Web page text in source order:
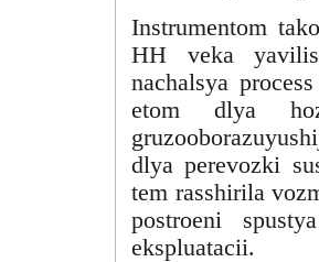
Instrumentom
HH veka yavilis
nachalsya
etom dlya
dlya perevozki
tem rasshirila
postroeni
ekspluatacii.